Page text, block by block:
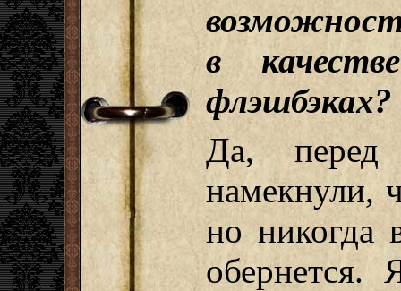
в
флэшбэках?
Да,
намекнули,
но никогда